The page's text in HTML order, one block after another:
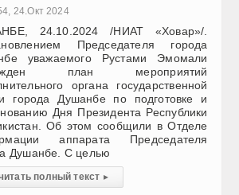
24.Окт 2024
24.10.2024 /НИАТ «Ховар»/.
Председателя города
уважаемого Рустами Эмомали
план мероприятий
органа государственной
города Душанбе по подготовке и
Дня Президента Республики
Об этом сообщили в Отделе
аппарата Председателя
Душанбе. С целью
полный текст ▸